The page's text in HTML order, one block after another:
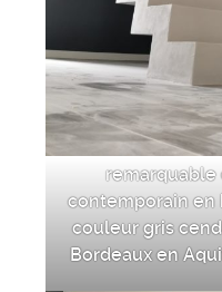
contemporain en
couleur gris
Bordeaux en